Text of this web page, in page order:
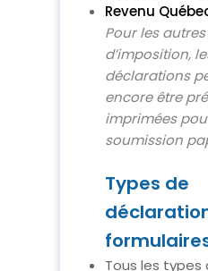
Revenu
Pour les
d’imposition,
déclarations
encore être
imprimées
soumission
Types de
Tous les types